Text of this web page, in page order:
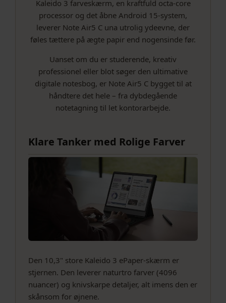
Kaleido 3 farveskærm, en kraftfuld octa-core
processor og det åbne Android 15-system,
leverer Note Air5 C una utrolig ydeevne, der
føles tættere på ægte papir end nogensinde før.
Uanset om du er studerende, kreativ
professionel eller blot søger den ultimative
digitale notesbog, er Note Air5 C bygget til at
håndtere det hele – fra dybdegående
notetagning til let kontorarbejde.
Klare Tanker med Rolige Farver
Den 10,3" store Kaleido 3 ePaper-skærm er
stjernen. Den leverer naturtro farver (4096
nuancer) og knivskarpe detaljer, alt imens den er
skånsom for øjnene.